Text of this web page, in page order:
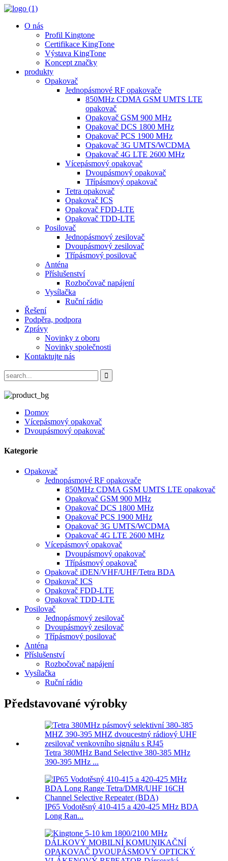
O nás
Profil Kingtone
Certifikace KingTone
Výstava KingTone
Koncept značky
produkty
Opakovač
Jednopásmové RF opakovače
850MHz CDMA GSM UMTS LTE
opakovač
Opakovač GSM 900 MHz
Opakovač DCS 1800 MHz
Opakovač PCS 1900 MHz
Opakovač 3G UMTS/WCDMA
Opakovač 4G LTE 2600 MHz
Vícepásmový opakovač
Dvoupásmový opakovač
Třípásmový opakovač
Tetra opakovač
Opakovač ICS
Opakovač FDD-LTE
Opakovač TDD-LTE
Posilovač
Jednopásmový zesilovač
Dvoupásmový zesilovač
Třípásmový posilovač
Anténa
Příslušenství
Rozbočovač napájení
Vysílačka
Ruční rádio
Řešení
Podpěra, podpora
Zprávy
Novinky z oboru
Novinky společnosti
Kontaktujte nás
Domov
Vícepásmový opakovač
Dvoupásmový opakovač
Kategorie
Opakovač
Jednopásmové RF opakovače
850MHz CDMA GSM UMTS LTE opakovač
Opakovač GSM 900 MHz
Opakovač DCS 1800 MHz
Opakovač PCS 1900 MHz
Opakovač 3G UMTS/WCDMA
Opakovač 4G LTE 2600 MHz
Vícepásmový opakovač
Dvoupásmový opakovač
Třípásmový opakovač
Opakovač iDEN/VHF/UHF/Tetra BDA
Opakovač ICS
Opakovač FDD-LTE
Opakovač TDD-LTE
Posilovač
Jednopásmový zesilovač
Dvoupásmový zesilovač
Třípásmový posilovač
Anténa
Příslušenství
Rozbočovač napájení
Vysílačka
Ruční rádio
Představované výrobky
Tetra 380MHz Band Selective 380-385 MHz
390-395 MHz ...
IP65 Vodotěsný 410-415 a 420-425 MHz BDA
Long Ran...